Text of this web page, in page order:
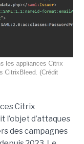
les appliances Citrix
CitrixBleed. (Crédit
Citrix
l’objet d’attaques
des campagnes